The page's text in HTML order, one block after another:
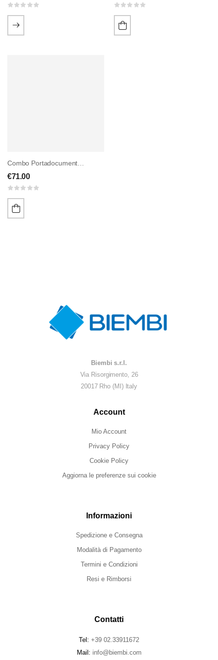
€71.00
Biembi s.r.l.
Via Risorgimento, 26
20017 Rho (MI) Italy
Account
Mio Account
Privacy Policy
Cookie Policy
Aggiorna le preferenze sui cookie
Informazioni
Spedizione e Consegna
Modalità di Pagamento
Termini e Condizioni
Resi e Rimborsi
Contatti
Tel: +39 02.33911672
Mail: info@biembi.com